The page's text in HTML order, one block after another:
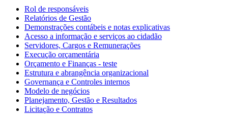
Rol de responsáveis
Relatórios de Gestão
Demonstrações contábeis e notas explicativas
Acesso a informação e serviços ao cidadão
Servidores, Cargos e Remunerações
Execução orçamentária
Orçamento e Finanças - teste
Estrutura e abrangência organizacional
Governança e Controles internos
Modelo de negócios
Planejamento, Gestão e Resultados
Licitação e Contratos